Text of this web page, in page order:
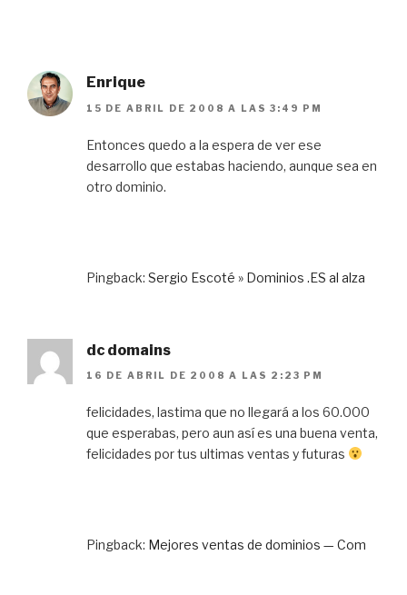
Enrique
15 DE ABRIL DE 2008 A LAS 3:49 PM
Entonces quedo a la espera de ver ese
desarrollo que estabas haciendo, aunque sea en
otro dominio.
Pingback: Sergio Escoté » Dominios .ES al alza
dc domains
16 DE ABRIL DE 2008 A LAS 2:23 PM
felicidades, lastima que no llegará a los 60.000
que esperabas, pero aun así es una buena venta,
felicidades por tus ultimas ventas y futuras
Pingback: Mejores ventas de dominios — Com